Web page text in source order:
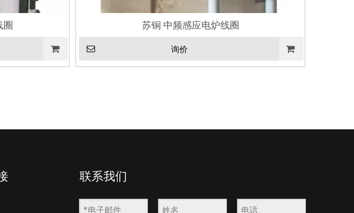
圈 苏铜 中频感应电炉线圈
询价
联系我们